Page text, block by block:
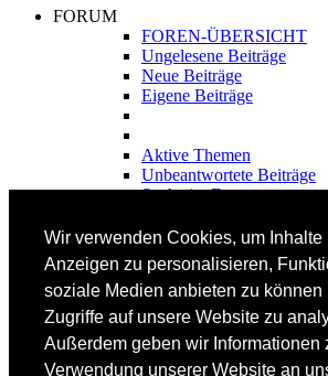
Wir verwenden Cookies, um Inhalte
Anzeigen zu personalisieren,
soziale Medien anbieten zu können
Zugriffe auf unsere Website zu
Außerdem geben wir Informationen
Verwendung unserer Website an
FORUM
FOREN-ÜBERSICHT
Ungelesene Beiträge
Neue Beiträge
Eigene Beiträge
Aktive Themen
Unbeantwortete Beiträge
Suche im Forum
FAHRTECHNIK
Fortgeschrittene
Lehrplan
Videoanalyse
SKI